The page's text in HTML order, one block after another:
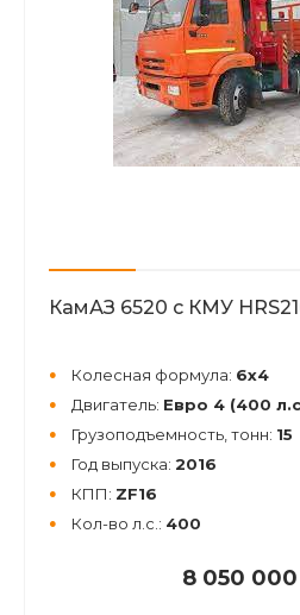
КамАЗ 6520 с КМУ
Колесная формула: 6х4
Двигатель: Евро 4 (400
Грузоподъемность, тонн: 15
Год выпуска: 2016
КПП: ZF16
Кол-во л.с.: 400
8 050